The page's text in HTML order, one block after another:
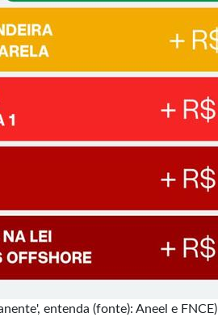
entenda (fonte): Aneel e FNCE)